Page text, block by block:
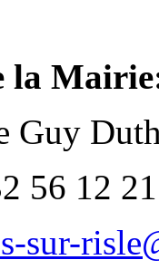
la
Guy
56 12 21
sur-